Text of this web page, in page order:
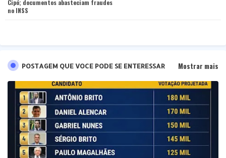
Cipó; documentos abasteciam fraudes
no INSS
POSTAGEM QUE VOCE PODE SE ENTERESSAR Mostrar mais